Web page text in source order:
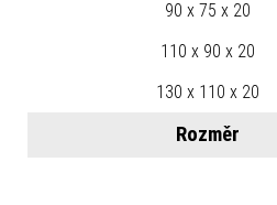
90 x 75 x 20
110 x 90 x 20
130 x 110 x 20
Rozměr